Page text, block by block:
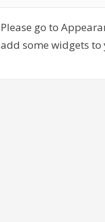
Please go to
add some widgets